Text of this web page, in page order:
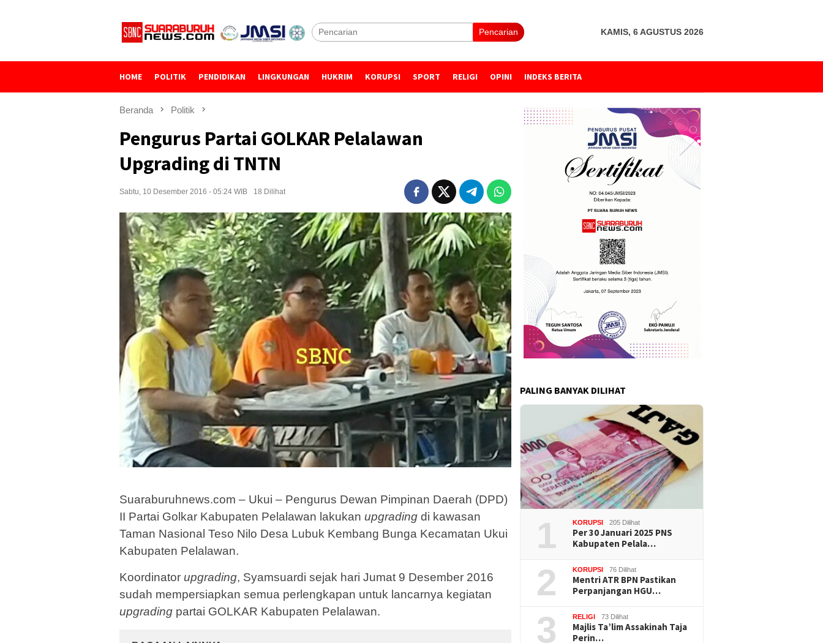
Pencarian KAMIS, 6 AGUSTUS 2026
HOME POLITIK PENDIDIKAN LINGKUNGAN HUKRIM KORUPSI SPORT RELIGI OPINI INDEKS BERITA
Beranda Politik
Pengurus Partai GOLKAR Pelalawan
Upgrading di TNTN
Sabtu, 10 Desember 2016 - 05:24 WIB 18 Dilihat
Suaraburuhnews.com – Ukui – Pengurus Dewan Pimpinan Daerah (DPD)
II Partai Golkar Kabupaten Pelalawan lakukan upgrading di kawasan
Taman Nasional Teso Nilo Desa Lubuk Kembang Bunga Kecamatan Ukui
Kabupaten Pelalawan.
Koordinator upgrading, Syamsuardi sejak hari Jumat 9 Desember 2016
sudah mempersiapkan semua perlengkapan untuk lancarnya kegiatan
upgrading partai GOLKAR Kabupaten Pelalawan.
PALING BANYAK DILIHAT
1 KORUPSI 205 Dilihat
Per 30 Januari 2025 PNS
Kabupaten Pelala…
2 KORUPSI 76 Dilihat
Mentri ATR BPN Pastikan
Perpanjangan HGU…
3 RELIGI 73 Dilihat
Majlis Ta’lim Assakinah Taja
Perin…